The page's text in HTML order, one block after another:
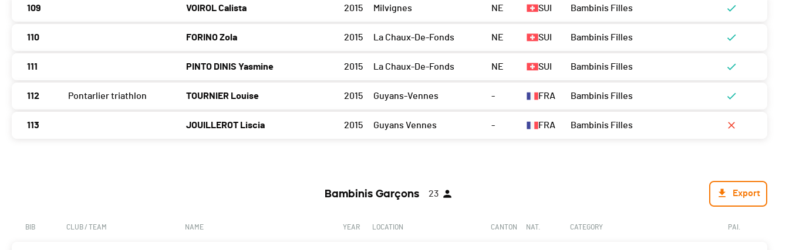
109 VOIROL Calista 2015 Milvignes NE SUI Bambinis Filles
110 FORINO Zola 2015 La Chaux-De-Fonds NE SUI Bambinis Filles
111 PINTO DINIS Yasmine 2015 La Chaux-De-Fonds NE SUI Bambinis Filles
112 Pontarlier triathlon TOURNIER Louise 2015 Guyans-Vennes - FRA Bambinis Filles
113 JOUILLEROT Liscia 2015 Guyans Vennes - FRA Bambinis Filles
Bambinis Garçons 23 Export
BIB CLUB / TEAM NAME YEAR LOCATION CANTON NAT. CATEGORY PAI.